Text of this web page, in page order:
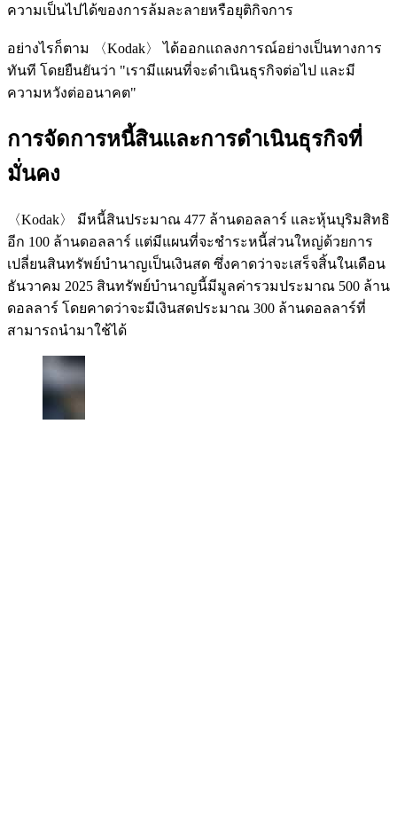
ความเป็นไปได้ของการล้มละลายหรือยุติกิจการ
อย่างไรก็ตาม 〈Kodak〉 ได้ออกแถลงการณ์อย่างเป็นทางการ
ทันที โดยยืนยันว่า "เรามีแผนที่จะดำเนินธุรกิจต่อไป และมี
ความหวังต่ออนาคต"
การจัดการหนี้สินและการดำเนินธุรกิจที่
มั่นคง
〈Kodak〉 มีหนี้สินประมาณ 477 ล้านดอลลาร์ และหุ้นบุริมสิทธิ
อีก 100 ล้านดอลลาร์ แต่มีแผนที่จะชำระหนี้ส่วนใหญ่ด้วยการ
เปลี่ยนสินทรัพย์บำนาญเป็นเงินสด ซึ่งคาดว่าจะเสร็จสิ้นในเดือน
ธันวาคม 2025 สินทรัพย์บำนาญนี้มีมูลค่ารวมประมาณ 500 ล้าน
ดอลลาร์ โดยคาดว่าจะมีเงินสดประมาณ 300 ล้านดอลลาร์ที่
สามารถนำมาใช้ได้